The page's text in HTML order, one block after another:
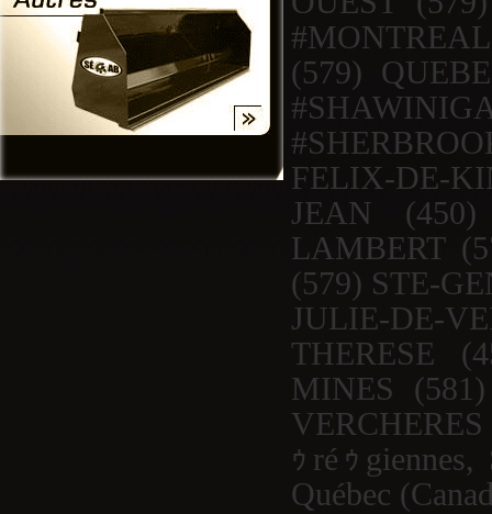
(579)
FELIX-DE-
JEAN
LAMBERT
(579) STE-
JULIE-DE-
THERESE
MINES
ｩréｩgiennes,
Québec